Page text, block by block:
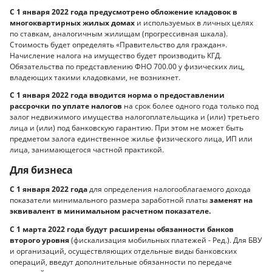
С 1 января 2022 года предусмотрено обложение кладовок в
многоквартирных жилых домах и используемых в личных целях
по ставкам, аналогичным жилищам (прогрессивная шкала).
Стоимость будет определять «Правительство для граждан».
Начисление налога на имущество будет производить КГД.
Обязательства по представлению ФНО 700.00 у физических лиц,
владеющих такими кладовками, не возникнет.
С 1 января 2022 года вводится норма о предоставлении
рассрочки по уплате налогов на срок более одного года только под
залог недвижимого имущества налогоплательщика и (или) третьего
лица и (или) под банковскую гарантию. При этом не может быть
предметом залога единственное жилье физического лица, ИП или
лица, занимающегося частной практикой.
Для бизнеса
С 1 января 2022 годадля определения налогооблагаемого дохода
показатели минимального размера заработной платызаменят на
эквивалент в минимальном расчетном показателе.
С 1 марта 2022 года будут расширены обязанности банков
второго уровня(фискализация мобильных платежей - Ред.). Для БВУ
и организаций, осуществляющих отдельные виды банковских
операций, введут дополнительные обязанности по передаче